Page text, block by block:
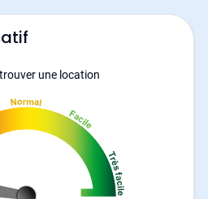
une location